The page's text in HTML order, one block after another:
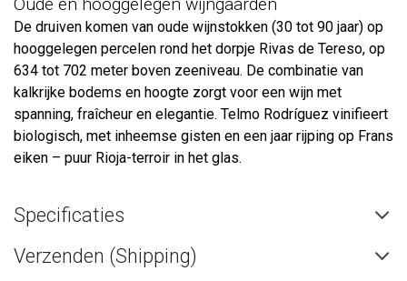
Oude en hooggelegen wijngaarden
De druiven komen van oude wijnstokken (30 tot 90 jaar) op
hooggelegen percelen rond het dorpje Rivas de Tereso, op
634 tot 702 meter boven zeeniveau. De combinatie van
kalkrijke bodems en hoogte zorgt voor een wijn met
spanning, fraîcheur en elegantie. Telmo Rodríguez vinifieert
biologisch, met inheemse gisten en een jaar rijping op Frans
eiken – puur Rioja-terroir in het glas.
Specificaties
Verzenden (Shipping)